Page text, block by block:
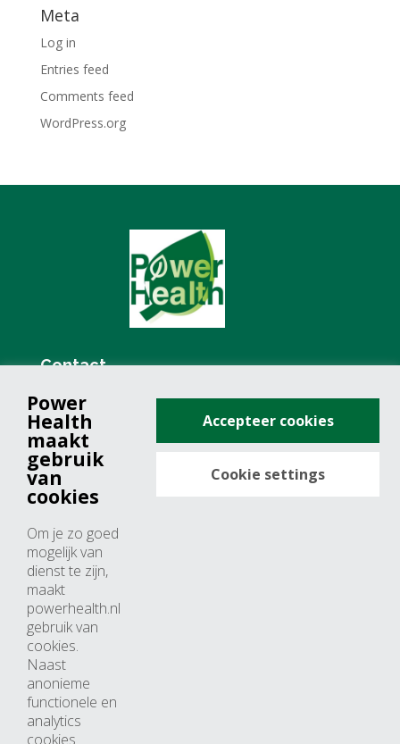
Meta
Log in
Entries feed
Comments feed
WordPress.org
Contact
+31 (0)76 571 19 68
info@powerhealth.nl
Adresse
4817 ZH breda
Nederland
Horaires d’ouvertures
Du lundi au jeudi: 09:00 – 17:00
Vendredi: 09:00 – 15:00
Power
Health
maakt
gebruik
van
cookies
Om je zo goed
mogelijk van
dienst te zijn,
maakt
powerhealth.nl
gebruik van
cookies.
Naast
anonieme
functionele en
analytics
cookies
Accepteer cookies
Cookie settings